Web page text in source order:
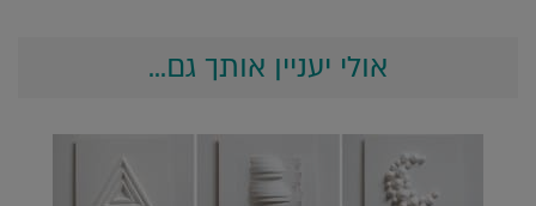
אולי יעניין אותך גם...